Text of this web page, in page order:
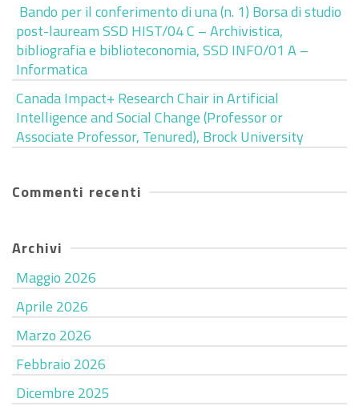
Bando per il conferimento di una (n. 1) Borsa di studio
post-lauream SSD HIST/04 C – Archivistica,
bibliografia e biblioteconomia, SSD INFO/01 A –
Informatica
Canada Impact+ Research Chair in Artificial
Intelligence and Social Change (Professor or
Associate Professor, Tenured), Brock University
Commenti recenti
Archivi
Maggio 2026
Aprile 2026
Marzo 2026
Febbraio 2026
Dicembre 2025